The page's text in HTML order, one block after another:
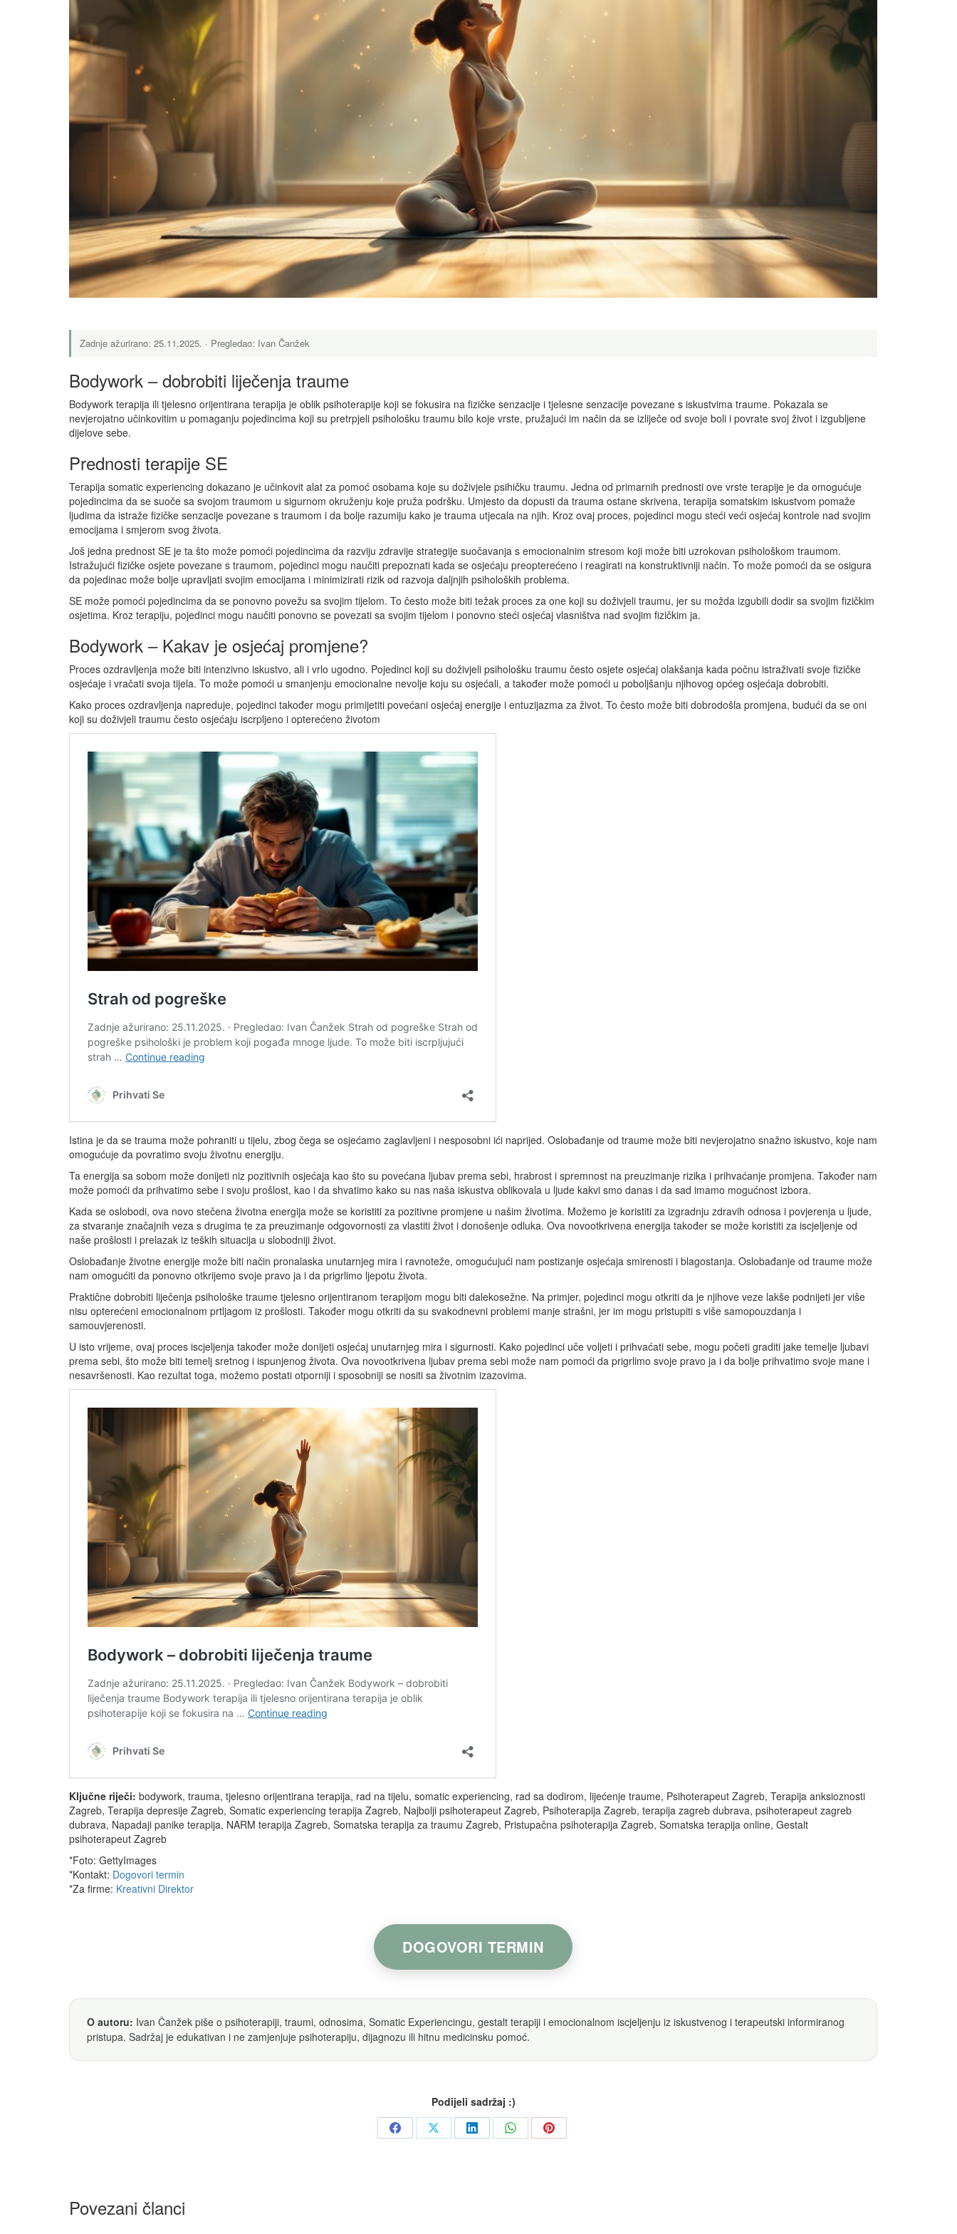
Zadnje ažurirano: 25.11.2025. · Pregledao: Ivan Čanžek
Bodywork – dobrobiti liječenja traume
Bodywork terapija ili tjelesno orijentirana terapija je oblik psihoterapije koji se fokusira na fizičke senzacije i tjelesne senzacije povezane s iskustvima traume. Pokazala se
nevjerojatno učinkovitim u pomaganju pojedincima koji su pretrpjeli psihološku traumu bilo koje vrste, pružajući im način da se izliječe od svoje boli i povrate svoj život i izgubljene
dijelove sebe.
Prednosti terapije SE
Terapija somatic experiencing dokazano je učinkovit alat za pomoć osobama koje su doživjele psihičku traumu. Jedna od primarnih prednosti ove vrste terapije je da omogućuje
pojedincima da se suoče sa svojom traumom u sigurnom okruženju koje pruža podršku. Umjesto da dopusti da trauma ostane skrivena, terapija somatskim iskustvom pomaže
ljudima da istraže fizičke senzacije povezane s traumom i da bolje razumiju kako je trauma utjecala na njih. Kroz ovaj proces, pojedinci mogu steći veći osjećaj kontrole nad svojim
emocijama i smjerom svog života.
Još jedna prednost SE je ta što može pomoći pojedincima da razviju zdravije strategije suočavanja s emocionalnim stresom koji može biti uzrokovan psihološkom traumom.
Istražujući fizičke osjete povezane s traumom, pojedinci mogu naučiti prepoznati kada se osjećaju preopterećeno i reagirati na konstruktivniji način. To može pomoći da se osigura
da pojedinac može bolje upravljati svojim emocijama i minimizirati rizik od razvoja daljnjih psiholoških problema.
SE može pomoći pojedincima da se ponovno povežu sa svojim tijelom. To često može biti težak proces za one koji su doživjeli traumu, jer su možda izgubili dodir sa svojim fizičkim
osjetima. Kroz terapiju, pojedinci mogu naučiti ponovno se povezati sa svojim tijelom i ponovno steći osjećaj vlasništva nad svojim fizičkim ja.
Bodywork – Kakav je osjećaj promjene?
Proces ozdravljenja može biti intenzivno iskustvo, ali i vrlo ugodno. Pojedinci koji su doživjeli psihološku traumu često osjete osjećaj olakšanja kada počnu istraživati svoje fizičke
osjećaje i vračati svoja tijela. To može pomoći u smanjenju emocionalne nevolje koju su osjećali, a također može pomoći u poboljšanju njihovog općeg osjećaja dobrobiti.
Kako proces ozdravljenja napreduje, pojedinci također mogu primijetiti povećani osjećaj energije i entuzijazma za život. To često može biti dobrodošla promjena, budući da se oni
koji su doživjeli traumu često osjećaju iscrpljeno i opterećeno životom
Istina je da se trauma može pohraniti u tijelu, zbog čega se osjećamo zaglavljeni i nesposobni ići naprijed. Oslobađanje od traume može biti nevjerojatno snažno iskustvo, koje nam
omogućuje da povratimo svoju životnu energiju.
Ta energija sa sobom može donijeti niz pozitivnih osjećaja kao što su povećana ljubav prema sebi, hrabrost i spremnost na preuzimanje rizika i prihvaćanje promjena. Također nam
može pomoći da prihvatimo sebe i svoju prošlost, kao i da shvatimo kako su nas naša iskustva oblikovala u ljude kakvi smo danas i da sad imamo mogućnost izbora.
Kada se oslobodi, ova novo stečena životna energija može se koristiti za pozitivne promjene u našim životima. Možemo je koristiti za izgradnju zdravih odnosa i povjerenja u ljude,
za stvaranje značajnih veza s drugima te za preuzimanje odgovornosti za vlastiti život i donošenje odluka. Ova novootkrivena energija također se može koristiti za iscjeljenje od
naše prošlosti i prelazak iz teških situacija u slobodniji život.
Oslobađanje životne energije može biti način pronalaska unutarnjeg mira i ravnoteže, omogućujući nam postizanje osjećaja smirenosti i blagostanja. Oslobađanje od traume može
nam omogućiti da ponovno otkrijemo svoje pravo ja i da prigrlimo ljepotu života.
Praktične dobrobiti liječenja psihološke traume tjelesno orijentiranom terapijom mogu biti dalekosežne. Na primjer, pojedinci mogu otkriti da je njihove veze lakše podnijeti jer više
nisu opterećeni emocionalnom prtljagom iz prošlosti. Također mogu otkriti da su svakodnevni problemi manje strašni, jer im mogu pristupiti s više samopouzdanja i
samouvjerenosti.
U isto vrijeme, ovaj proces iscjeljenja također može donijeti osjećaj unutarnjeg mira i sigurnosti. Kako pojedinci uče voljeti i prihvaćati sebe, mogu početi graditi jake temelje ljubavi
prema sebi, što može biti temelj sretnog i ispunjenog života. Ova novootkrivena ljubav prema sebi može nam pomoći da prigrlimo svoje pravo ja i da bolje prihvatimo svoje mane i
nesavršenosti. Kao rezultat toga, možemo postati otporniji i sposobniji se nositi sa životnim izazovima.
Ključne riječi: bodywork, trauma, tjelesno orijentirana terapija, rad na tijelu, somatic experiencing, rad sa dodirom, lijećenje traume, Psihoterapeut Zagreb, Terapija anksioznosti
Zagreb, Terapija depresije Zagreb, Somatic experiencing terapija Zagreb, Najbolji psihoterapeut Zagreb, Psihoterapija Zagreb, terapija zagreb dubrava, psihoterapeut zagreb
dubrava, Napadaji panike terapija, NARM terapija Zagreb, Somatska terapija za traumu Zagreb, Pristupačna psihoterapija Zagreb, Somatska terapija online, Gestalt
psihoterapeut Zagreb
*Foto: GettyImages
*Kontakt: Dogovori termin
*Za firme: Kreativni Direktor
DOGOVORI TERMIN
O autoru: Ivan Čanžek piše o psihoterapiji, traumi, odnosima, Somatic Experiencingu, gestalt terapiji i emocionalnom iscjeljenju iz iskustvenog i terapeutski informiranog
pristupa. Sadržaj je edukativan i ne zamjenjuje psihoterapiju, dijagnozu ili hitnu medicinsku pomoć.
Podijeli sadržaj :)
Share Share Share Share Share
Povezani članci